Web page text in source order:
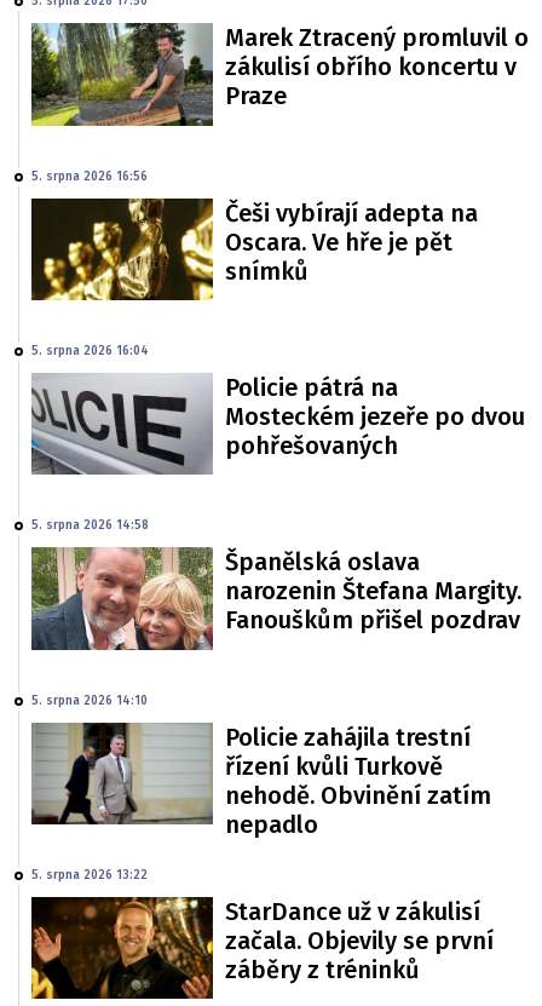
Marek Ztracený promluvil o
zákulisí obřího koncertu v
Praze
5. srpna 2026 16:56
Češi vybírají adepta na
Oscara. Ve hře je pět
snímků
5. srpna 2026 16:04
Policie pátrá na
Mosteckém jezeře po dvou
pohřešovaných
5. srpna 2026 14:58
Španělská oslava
narozenin Štefana Margity.
Fanouškům přišel pozdrav
5. srpna 2026 14:10
Policie zahájila trestní
řízení kvůli Turkově
nehodě. Obvinění zatím
nepadlo
5. srpna 2026 13:22
StarDance už v zákulisí
začala. Objevily se první
záběry z tréninků